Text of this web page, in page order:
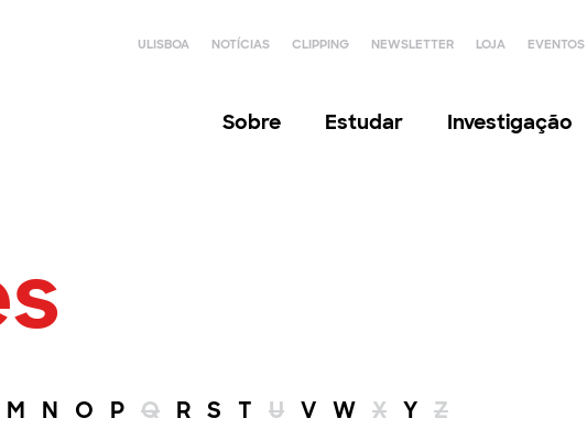
ULISBOA NOTÍCIAS CLIPPING NEWSLETTER LOJA EVENTOS
Sobre Estudar Investigação
M N O P Q R S T U V W X Y Z